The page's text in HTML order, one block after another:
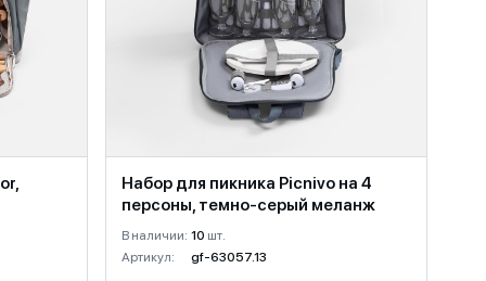
Набор для пикника Picnivo на 4
персоны, темно-серый меланж
В наличии: 10 шт.
Артикул:
gf-63057.13